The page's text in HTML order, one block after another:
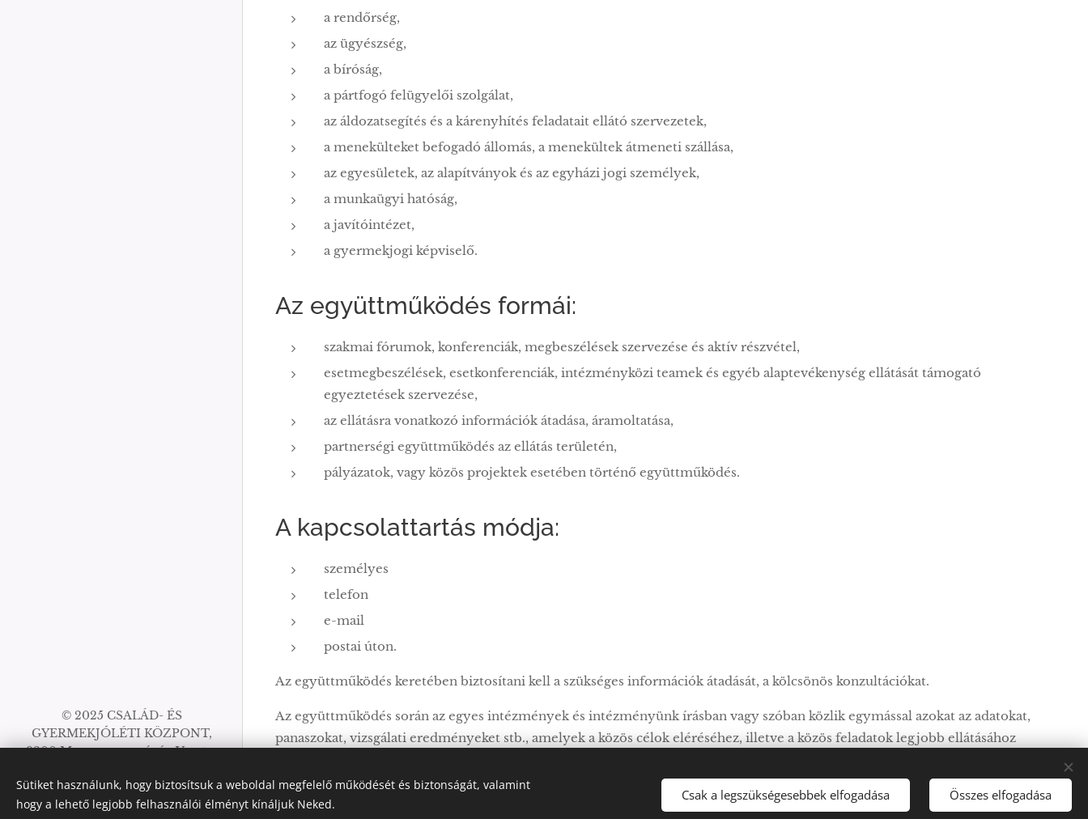
a rendőrség,
az ügyészség,
a bíróság,
a pártfogó felügyelői szolgálat,
az áldozatsegítés és a kárenyhítés feladatait ellátó szervezetek,
a menekülteket befogadó állomás, a menekültek átmeneti szállása,
az egyesületek, az alapítványok és az egyházi jogi személyek,
a munkaügyi hatóság,
a javítóintézet,
a gyermekjogi képviselő.
Az együttműködés formái:
szakmai fórumok, konferenciák, megbeszélések szervezése és aktív részvétel,
esetmegbeszélések, esetkonferenciák, intézményközi teamek és egyéb alaptevékenység ellátását támogató
egyeztetések szervezése,
az ellátásra vonatkozó információk átadása, áramoltatása,
partnerségi együttműködés az ellátás területén,
pályázatok, vagy közös projektek esetében történő együttműködés.
A kapcsolattartás módja:
személyes
telefon
e-mail
postai úton.
Az együttműködés keretében biztosítani kell a szükséges információk átadását, a kölcsönös konzultációkat.
Az együttműködés során az egyes intézmények és intézményünk írásban vagy szóban közlik egymással azokat az adatokat,
panaszokat, vizsgálati eredményeket stb., amelyek a közös célok eléréséhez, illetve a közös feladatok legjobb ellátásához
© 2025 CSALÁD- ÉS
GYERMEKJÓLÉTI KÖZPONT,
9200 Mosonmagyaróvár, Vasutas
Webnode
Sütiket használunk, hogy biztosítsuk a weboldal megfelelő működését és biztonságát, valamint
hogy a lehető legjobb felhasználói élményt kínáljuk Neked.
Csak a legszükségesebbek elfogadása Összes elfogadása